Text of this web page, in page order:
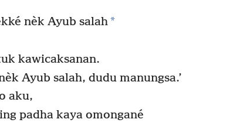
nèk Ayub salah*
kawicaksanan.
Ayub salah, dudu manungsa.’
aku,
padha kaya omongané